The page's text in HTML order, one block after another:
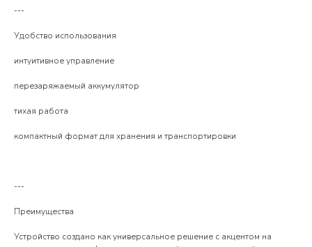
---
Удобство использования
интуитивное управление
перезаряжаемый аккумулятор
тихая работа
компактный формат для хранения и транспортировки
---
Преимущества
Устройство создано как универсальное решение с акцентом на